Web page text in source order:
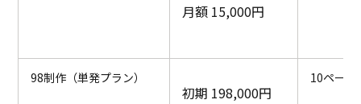
月額 15,000円
98制作（単発プラン）
初期 198,000円
10ペー